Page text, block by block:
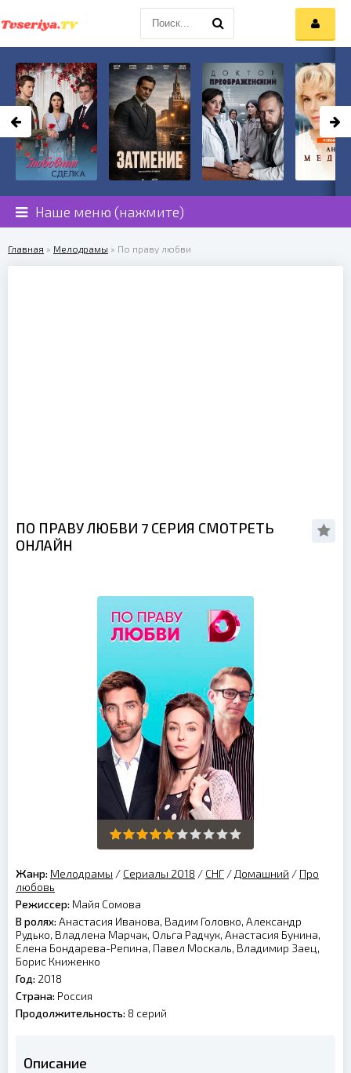
Наше меню (нажмите)
Главная » Мелодрамы » По праву любви
ПО ПРАВУ ЛЮБВИ 7 СЕРИЯ СМОТРЕТЬ
ОНЛАЙН
Жанр: Мелодрамы / Сериалы 2018 / СНГ / Домашний / Про
любовь
Режиссер: Майя Сомова
В ролях: Анастасия Иванова, Вадим Головко, Александр
Рудько, Владлена Марчак, Ольга Радчук, Анастасия Бунина,
Елена Бондарева-Репина, Павел Москаль, Владимир Заец,
Борис Книженко
Год: 2018
Страна: Россия
Продолжительность: 8 серий
Описание